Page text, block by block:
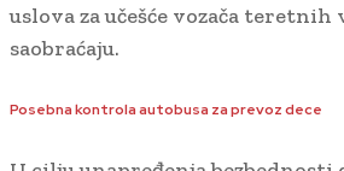
uslova za učešće vozača teretnih
saobraćaju.
Posebna kontrola autobusa za prevoz dece